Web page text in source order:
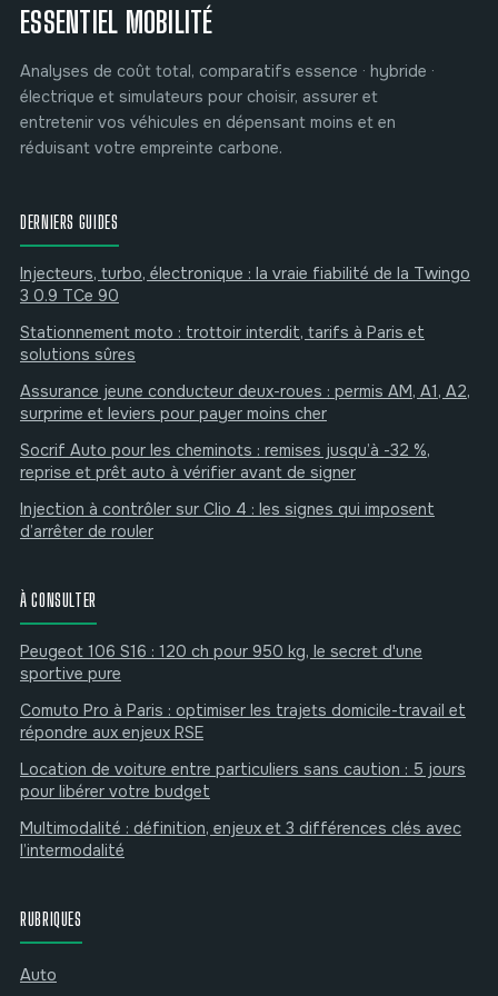
ESSENTIEL MOBILITÉ
Analyses de coût total, comparatifs essence · hybride ·
électrique et simulateurs pour choisir, assurer et
entretenir vos véhicules en dépensant moins et en
réduisant votre empreinte carbone.
DERNIERS GUIDES
Injecteurs, turbo, électronique : la vraie fiabilité de la Twingo
3 0.9 TCe 90
Stationnement moto : trottoir interdit, tarifs à Paris et
solutions sûres
Assurance jeune conducteur deux-roues : permis AM, A1, A2,
surprime et leviers pour payer moins cher
Socrif Auto pour les cheminots : remises jusqu’à -32 %,
reprise et prêt auto à vérifier avant de signer
Injection à contrôler sur Clio 4 : les signes qui imposent
d’arrêter de rouler
À CONSULTER
Peugeot 106 S16 : 120 ch pour 950 kg, le secret d'une
sportive pure
Comuto Pro à Paris : optimiser les trajets domicile-travail et
répondre aux enjeux RSE
Location de voiture entre particuliers sans caution : 5 jours
pour libérer votre budget
Multimodalité : définition, enjeux et 3 différences clés avec
l’intermodalité
RUBRIQUES
Auto